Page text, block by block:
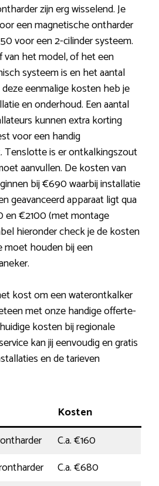
zijn erg wisselend. Je
een magnetische ontharder
voor een 2-cilinder systeem.
van het model, of het een
systeem is en het aantal
eenmalige kosten heb je
en onderhoud. Een aantal
kunnen extra korting
voor een handig
Tenslotte is er ontkalkingszout
aanvullen. De kosten van
bij €690 waarbij installatie
geavanceerd apparaat ligt qua
en €2100 (met montage
hieronder check je de kosten
moet houden bij een
kost om een waterontkalker
met onze handige offerte-
kosten bij regionale
kan jij eenvoudig en gratis
en de tarieven
Kosten
C.a. €160
C.a. €680